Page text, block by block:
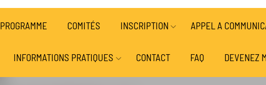
PROGRAMME COMITÉS INSCRIPTION APPEL A
INFORMATIONS PRATIQUES CONTACT FAQ DEVENEZ